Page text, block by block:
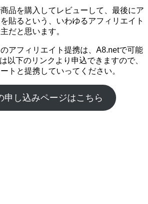
品を購入してレビューして、最後にア
貼るという、いわゆるアフィリエイト
だと思います。
アフィリエイト提携は、A8.netで可能
以下のリンクより申込できますので、
トと提携していってください。
申し込みページはこちら